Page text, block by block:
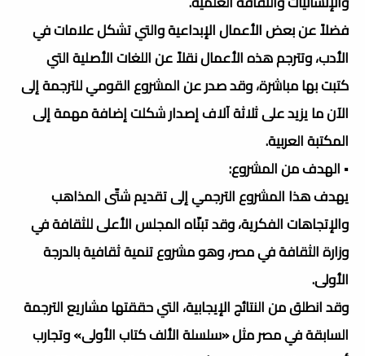
فضلاً عن بعض الأعمال الإبداعية والتي تشكل علامات في
الأدب، وتترجم هذه الأعمال نقلاً عن اللغات الأصلية التي
كتبت بها مباشرة، وقد صدر عن المشروع القومي للترجمة إلى
الآن ما يزيد على ثلاثة آلاف إصدار شكلت إضافة مهمة إلى
المكتبة العربية.
▪️ الهدف من المشروع:
يهدف هذا المشروع الترجمي إلى تقديم شتّى المذاهب
والإتجاهات الفكرية، وقد تبنّاه المجلس الأعلى للثقافة في
وزارة الثقافة في مصر، وهو مشروع تنمية ثقافية بالدرجة
الأولى.
وقد انطلق من النتائج الإيجابية، التي حققتها مشاريع الترجمة
السابقة في مصر مثل «سلسلة الألف كتاب الأولى» وتجارب